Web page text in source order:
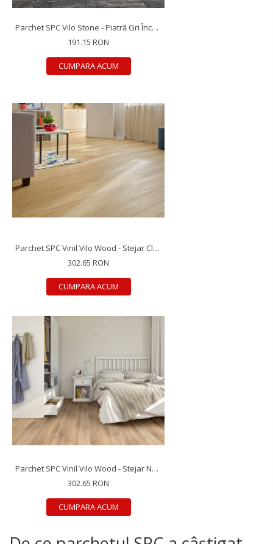
Parchet SPC Vilo Stone - Piatră Gri Închis, 600×600×5 mm, antiderapant R10, 1.44 mp/cutie (4 plăci)
191.15 RON
CUMPARA ACUM
Parchet SPC Vinil Vilo Wood - Stejar Classic, 1218×181×4 mm, antiderapant R9, 2.42 mp/cutie (11 plăci)
302.65 RON
CUMPARA ACUM
Parchet SPC Vinil Vilo Wood - Stejar Noble, 1218×181×4 mm, antiderapant R9, 2.42 mp/cutie (11 plăci)
302.65 RON
CUMPARA ACUM